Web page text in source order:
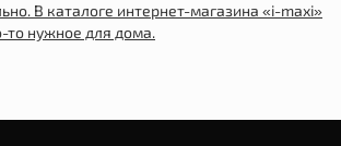
В каталоге интернет-магазина «i-maxi»
то нужное для дома.